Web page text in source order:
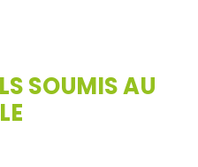
SOUMIS AU